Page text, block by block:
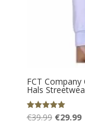
FCT Company
Hals
Gewaardeerd
5.00
€39.99 €29.99